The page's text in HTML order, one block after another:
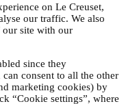
on Le Creuset,
our traffic. We also
our site with our
since they
consent to all the other
marketing cookies) by
“Cookie settings”, where
arredamento con la
sprigioni la sua personalità
più audaci. Questo
le cucine, rimanendo